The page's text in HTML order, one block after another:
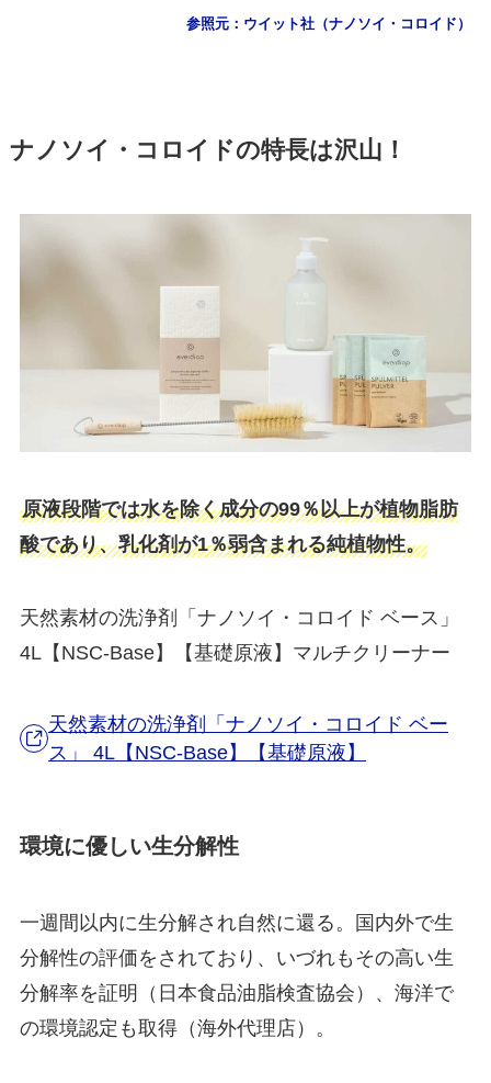
参照元：ウイット社（ナノソイ・コロイド）
ナノソイ・コロイドの特長は沢山！
原液段階では水を除く成分の99％以上が植物脂肪
酸であり、乳化剤が1％弱含まれる純植物性。
天然素材の洗浄剤「ナノソイ・コロイド ベース」
4L【NSC-Base】【基礎原液】マルチクリーナー
天然素材の洗浄剤「ナノソイ・コロイド ベー
ス」 4L【NSC-Base】【基礎原液】
環境に優しい生分解性
一週間以内に生分解され自然に還る。国内外で生
分解性の評価をされており、いづれもその高い生
分解率を証明（日本食品油脂検査協会）、海洋で
の環境認定も取得（海外代理店）。